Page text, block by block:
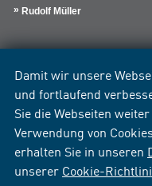
Damit wir unsere
und fortlaufend
Sie die Webseiten
Verwendung von
erhalten Sie in unseren
unserer Cookie-
Rudolf Müller